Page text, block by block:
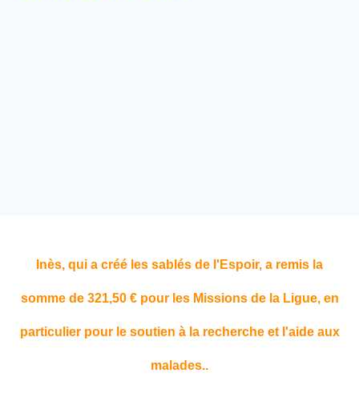
Inès, qui a créé les sablés de l'Espoir, a remis la
somme de 321,50 € pour les Missions de la Ligue, en
particulier pour le soutien à la recherche et l'aide aux
malades..